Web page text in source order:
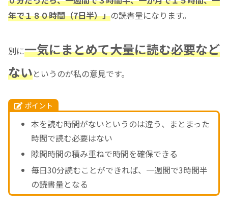
年で１８０時間（7日半）」の読書量になります。
別に一気にまとめて大量に読む必要など
ないというのが私の意見です。
ポイント
本を読む時間がないというのは違う、まとまった
時間で読む必要はない
隙間時間の積み重ねで時間を確保できる
毎日30分読むことができれば、一週間で3時間半
の読書量となる